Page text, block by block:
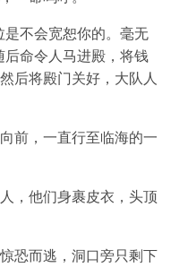
是不会宽恕你的。毫无
后命令人马进殿，将钱
后将殿门关好，大队人
前，一直行至临海的一
，他们身裹皮衣，头顶
恐而逃，洞口旁只剩下